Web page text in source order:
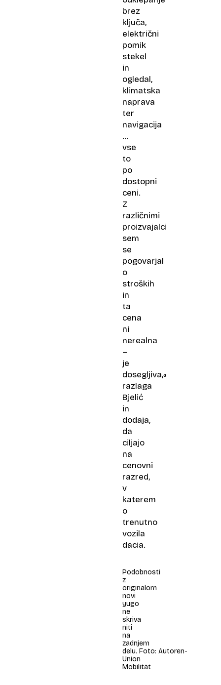
brez
ključa,
električni
pomik
stekel
in
ogledal,
klimatska
naprava
ter
navigacija
…
vse
to
po
dostopni
ceni.
Z
različnimi
proizvajalci
sem
se
pogovarjal
o
stroških
in
ta
cena
ni
nerealna
–
je
dosegljiva,«
razlaga
Bjelić
in
dodaja,
da
ciljajo
na
cenovni
razred,
v
katerem
o
trenutno
vozila
dacia.
Podobnosti
z
originalom
novi
yugo
ne
skriva
niti
na
zadnjem
delu. Foto: Autoren-
Union
Mobilität